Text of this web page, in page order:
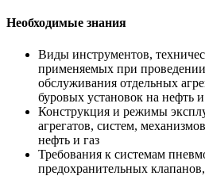
Необходимые знания
Виды инструментов,
применяемых при проведении
обслуживания отдельных
буровых установок на нефть и
Конструкция и режимы
агрегатов, систем,
нефть и газ
Требования к системам
предохранительных